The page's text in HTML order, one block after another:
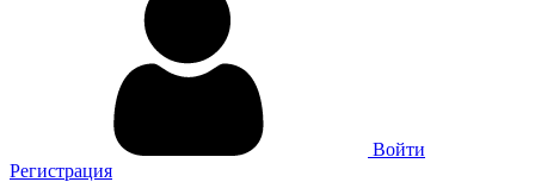
Войти
Регистрация